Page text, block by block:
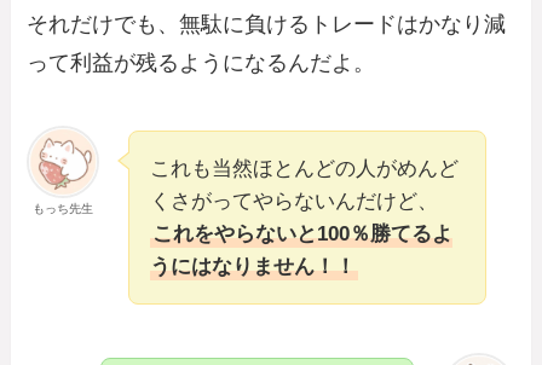
それだけでも、無駄に負けるトレードはかなり減
って利益が残るようになるんだよ。
もっち先生
これも当然ほとんどの人がめんど
くさがってやらないんだけど、
これをやらないと100％勝てるよ
うにはなりません！！